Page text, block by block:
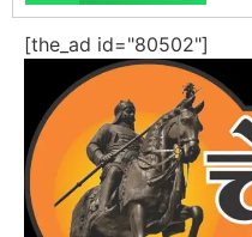
[the_ad id="80502"]